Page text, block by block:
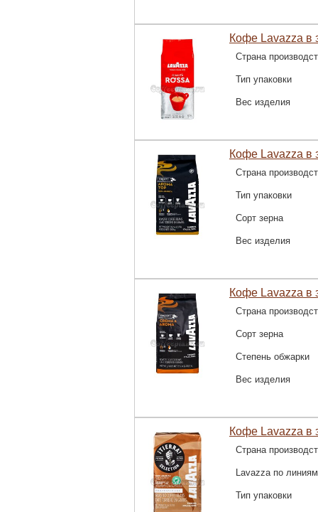
Кофе Lavazza в
Страна
Тип упаковки
Вес изделия
Кофе Lavazza в
Страна
Тип упаковки
Сорт зерна
Вес изделия
Кофе Lavazza в
Страна
Сорт зерна
Степень обжарки
Вес изделия
Кофе Lavazza в
Страна
Lavazza по линиям
Тип упаковки